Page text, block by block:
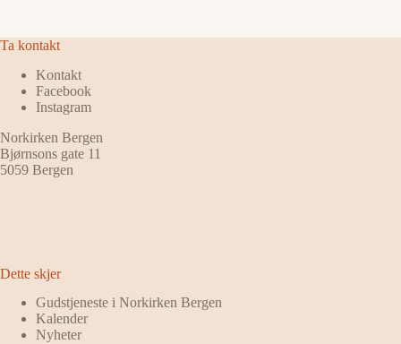
Ta kontakt
Kontakt
Facebook
Instagram
Norkirken Bergen
Bjørnsons gate 11
5059 Bergen
Dette skjer
Gudstjeneste i Norkirken Bergen
Kalender
Nyheter